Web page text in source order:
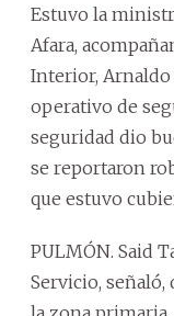
Estuvo la
Afara,
Interior,
operativo de
seguridad dio
se reportaron
que estuvo
PULMÓN. Said
Servicio,